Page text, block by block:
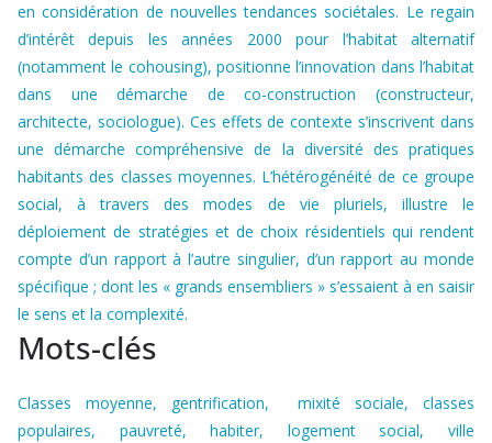
en considération de nouvelles tendances sociétales. Le regain
d’intérêt depuis les années 2000 pour l’habitat alternatif
(notamment le cohousing), positionne l’innovation dans l’habitat
dans une démarche de co-construction (constructeur,
architecte, sociologue). Ces effets de contexte s’inscrivent dans
une démarche compréhensive de la diversité des pratiques
habitants des classes moyennes. L’hétérogénéité de ce groupe
social, à travers des modes de vie pluriels, illustre le
déploiement de stratégies et de choix résidentiels qui rendent
compte d’un rapport à l’autre singulier, d’un rapport au monde
spécifique ; dont les « grands ensembliers » s’essaient à en saisir
le sens et la complexité.
Mots-clés
Classes moyenne, gentrification, mixité sociale, classes
populaires, pauvreté, habiter, logement social, ville